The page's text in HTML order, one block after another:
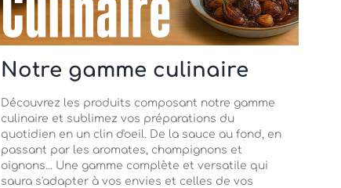
Notre gamme culinaire
Découvrez les produits composant notre gamme
culinaire et sublimez vos préparations du
quotidien en un clin d'oeil. De la sauce au fond, en
passant par les aromates, champignons et
oignons... Une gamme complète et versatile qui
saura s'adapter à vos envies et celles de vos